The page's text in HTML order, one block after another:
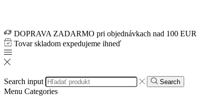
DOPRAVA ZADARMO pri objednávkach nad 100 EUR
Tovar skladom expedujeme ihneď
Search input Search
Menu Categories